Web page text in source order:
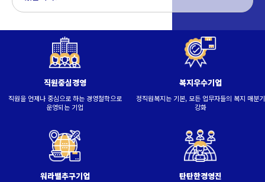
직원중심경영
직원을 언제나 중심으로 하는 경영철학으로
운영되는 기업
복지우수기업
정직원복지는 기본, 모든 업무자들의 복지 매분기
강화
워라밸추구기업 탄탄한경영진